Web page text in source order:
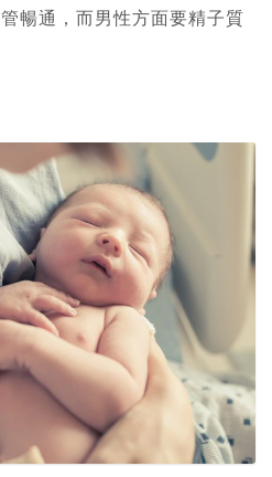
暢通，而男性方面要精子質